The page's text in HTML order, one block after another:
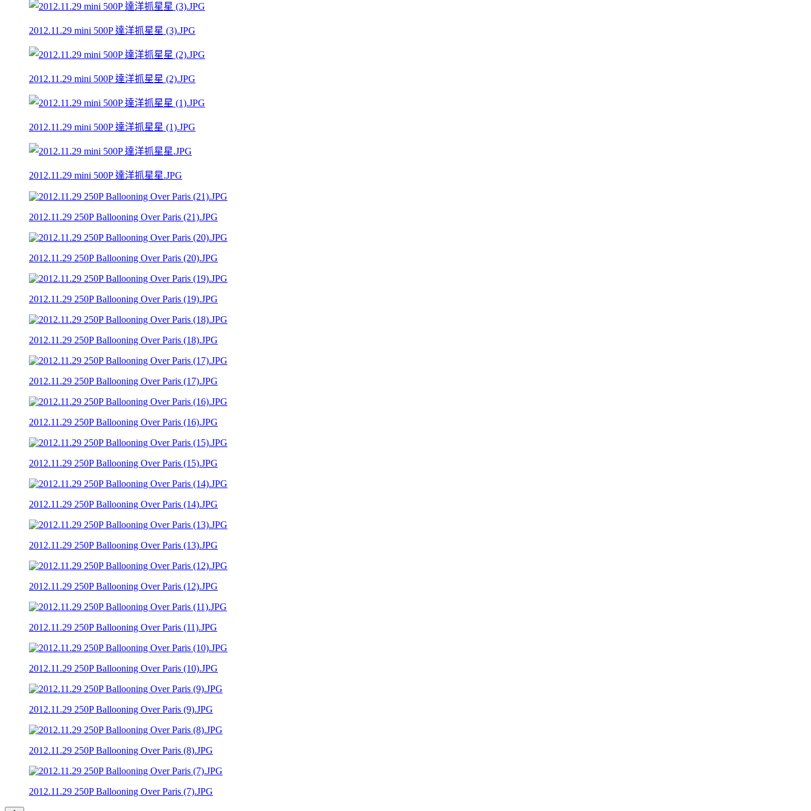
2012.11.29 mini 500P 達洋抓星星 (3).JPG
2012.11.29 mini 500P 達洋抓星星 (2).JPG
2012.11.29 mini 500P 達洋抓星星 (1).JPG
2012.11.29 mini 500P 達洋抓星星.JPG
2012.11.29 250P Ballooning Over Paris (21).JPG
2012.11.29 250P Ballooning Over Paris (20).JPG
2012.11.29 250P Ballooning Over Paris (19).JPG
2012.11.29 250P Ballooning Over Paris (18).JPG
2012.11.29 250P Ballooning Over Paris (17).JPG
2012.11.29 250P Ballooning Over Paris (16).JPG
2012.11.29 250P Ballooning Over Paris (15).JPG
2012.11.29 250P Ballooning Over Paris (14).JPG
2012.11.29 250P Ballooning Over Paris (13).JPG
2012.11.29 250P Ballooning Over Paris (12).JPG
2012.11.29 250P Ballooning Over Paris (11).JPG
2012.11.29 250P Ballooning Over Paris (10).JPG
2012.11.29 250P Ballooning Over Paris (9).JPG
2012.11.29 250P Ballooning Over Paris (8).JPG
2012.11.29 250P Ballooning Over Paris (7).JPG